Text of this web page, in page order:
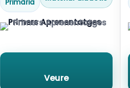
Primària
Primers Aprenentatges
Veure